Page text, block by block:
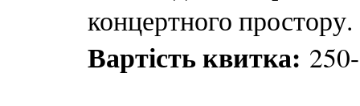
концертного простору.
Вартість квитка: